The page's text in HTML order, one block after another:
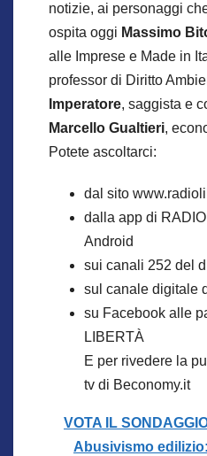
notizie, ai personaggi
ospita oggi Massimo
alle Imprese e Made in
professor di Diritto
Imperatore, saggista e
Marcello Gualtieri,
Potete ascoltarci:
dal sito
dalla app di
Android
sui canali 252 del
sul canale digitale
su Facebook alle
LIBERTÀ
E per rivedere la
tv di Beconomy.it
VOTA IL
Abusivismo